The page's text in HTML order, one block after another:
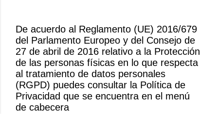
P
u
b
l
i
c
a
De acuerdo al Reglamento (UE) 2016/679
del Parlamento Europeo y del Consejo de
27 de abril de 2016 relativo a la Protección
de las personas físicas en lo que respecta
al tratamiento de datos personales
(RGPD) puedes consultar la Política de
Privacidad que se encuentra en el menú
de cabecera